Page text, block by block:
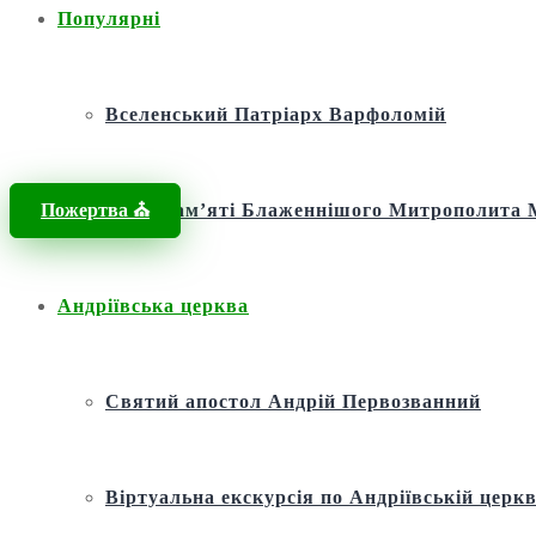
Популярні
Вселенський Патріарх Варфоломій
Фонд пам’яті Блаженнішого
Андріївська церква
Святий апостол Андрій Первозванний
Віртуальна екскурсія по Андріївській
Пожертва ⛪️